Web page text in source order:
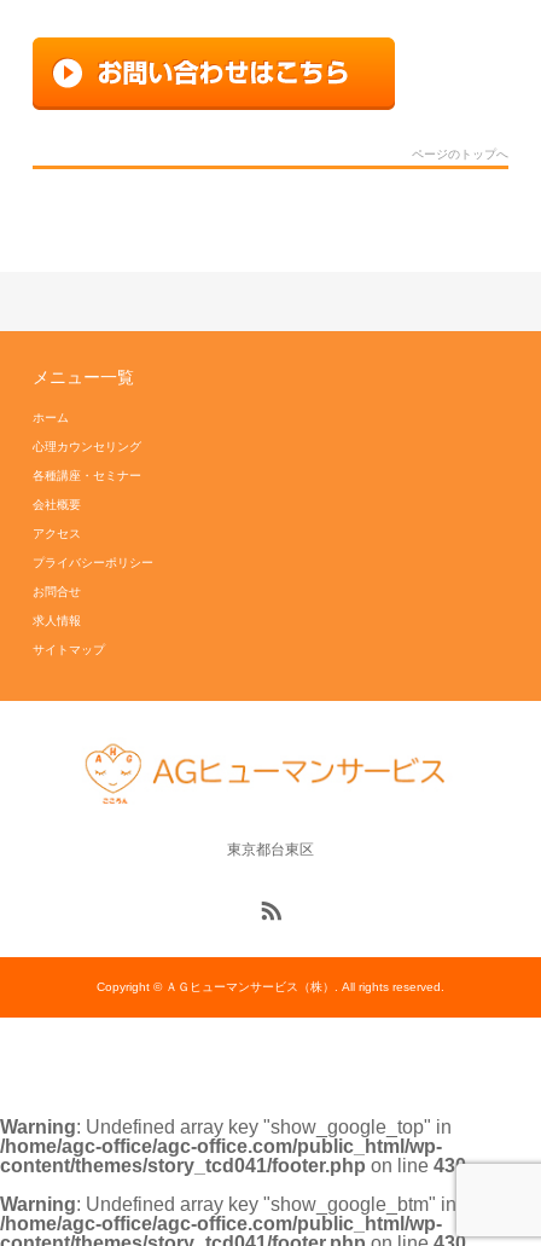
ページのトップへ
メニュー一覧
ホーム
心理カウンセリング
各種講座・セミナー
会社概要
アクセス
プライバシーポリシー
お問合せ
求人情報
サイトマップ
東京都台東区
Copyright © ＡＧヒューマンサービス（株）. All rights reserved.
Warning: Undefined array key "show_google_top" in
/home/agc-office/agc-office.com/public_html/wp-
content/themes/story_tcd041/footer.php on line 430
Warning: Undefined array key "show_google_btm" in
/home/agc-office/agc-office.com/public_html/wp-